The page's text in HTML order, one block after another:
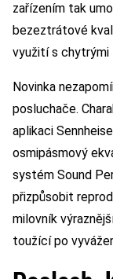
zařízením tak
bezeztrátové
využití s
Novinka
posluchače.
aplikaci
osmipásmový
systém Sound
přizpůsobit
milovník
toužící po